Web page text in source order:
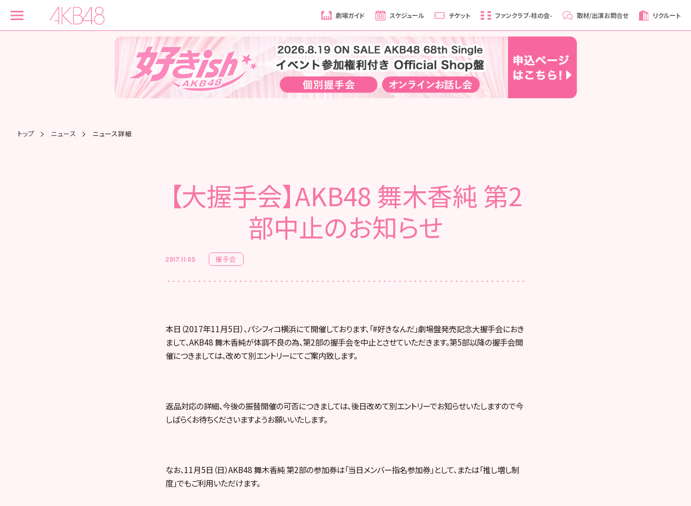
劇場ガイド スケジュール チケット ファンクラブ-柱の会- 取材/出演お問合せ リクルート
トップ ニュース ニュース詳細
【大握手会】AKB48 舞木香純 第2
部中止のお知らせ
2017.11.05 握手会
本日（2017年11月5日）、パシフィコ横浜にて開催しております、「#好きなんだ」劇場盤発売記念大握手会におき
まして、AKB48 舞木香純が体調不良の為、第2部の握手会を中止とさせていただきます。第5部以降の握手会開
催につきましては、改めて別エントリーにてご案内致します。
返品対応の詳細、今後の振替開催の可否につきましては、後日改めて別エントリーでお知らせいたしますので今
しばらくお待ちくださいますようお願いいたします。
なお、11月5日（日）AKB48 舞木香純 第2部の参加券は「当日メンバー指名参加券」として、または「推し増し制
度」でもご利用いただけます。